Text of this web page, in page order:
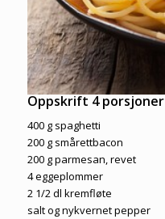
Oppskrift 4 porsjoner
400 g spaghetti
200 g smårettbacon
200 g parmesan, revet
4 eggeplommer
2 1/2 dl kremfløte
salt og nykvernet pepper